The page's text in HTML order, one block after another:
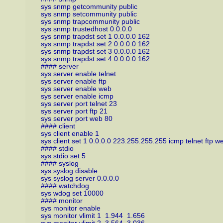
sys snmp getcommunity public
sys snmp setcommunity public
sys snmp trapcommunity public
sys snmp trustedhost 0.0.0.0
sys snmp trapdst set 1 0.0.0.0 162
sys snmp trapdst set 2 0.0.0.0 162
sys snmp trapdst set 3 0.0.0.0 162
sys snmp trapdst set 4 0.0.0.0 162
#### server
sys server enable telnet
sys server enable ftp
sys server enable web
sys server enable icmp
sys server port telnet 23
sys server port ftp 21
sys server port web 80
#### client
sys client enable 1
sys client set 1 0.0.0.0 223.255.255.255 icmp telnet ftp
#### stdio
sys stdio set 5
#### syslog
sys syslog disable
sys syslog server 0.0.0.0
#### watchdog
sys wdog set 10000
#### monitor
sys monitor enable
sys monitor vlimit 1 1.944 1.656